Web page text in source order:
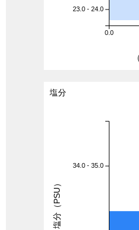
0.0
23.0 - 24.0
塩分
34.0 - 35.0
塩分（PSU）